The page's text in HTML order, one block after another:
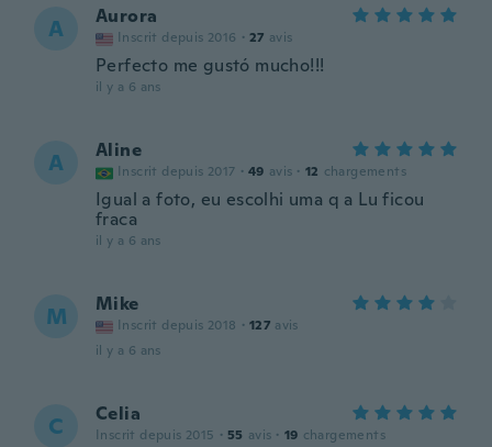
A Aurora
Inscrit depuis 2016 · 27 avis
Perfecto me gustó mucho!!!
il y a 6 ans
A Aline
Inscrit depuis 2017 · 49 avis · 12 chargements
Igual a foto, eu escolhi uma q a Lu ficou
fraca
il y a 6 ans
M Mike
Inscrit depuis 2018 · 127 avis
il y a 6 ans
C Celia
Inscrit depuis 2015 · 55 avis · 19 chargements